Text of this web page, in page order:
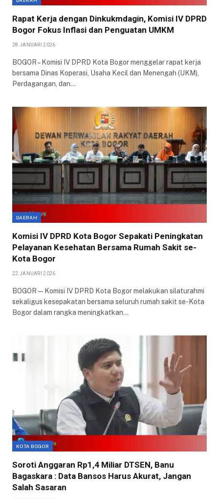
Rapat Kerja dengan Dinkukmdagin, Komisi IV DPRD
Bogor Fokus Inflasi dan Penguatan UMKM
28 JANUARI 2026
BOGOR – Komisi IV DPRD Kota Bogor menggelar rapat kerja
bersama Dinas Koperasi, Usaha Kecil dan Menengah (UKM),
Perdagangan, dan…
DAERAH
Komisi IV DPRD Kota Bogor Sepakati Peningkatan
Pelayanan Kesehatan Bersama Rumah Sakit se-
Kota Bogor
22 JANUARI 2026
BOGOR — Komisi IV DPRD Kota Bogor melakukan silaturahmi
sekaligus kesepakatan bersama seluruh rumah sakit se-Kota
Bogor dalam rangka meningkatkan…
KOTA BOGOR
Soroti Anggaran Rp1,4 Miliar DTSEN, Banu
Bagaskara : Data Bansos Harus Akurat, Jangan
Salah Sasaran